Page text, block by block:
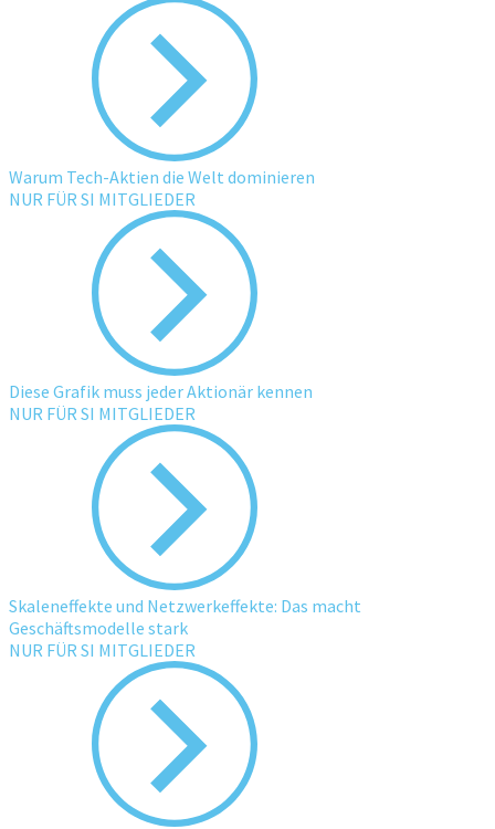
Warum Tech-Aktien die Welt dominieren
NUR FÜR SI MITGLIEDER
Diese Grafik muss jeder Aktionär kennen
NUR FÜR SI MITGLIEDER
Skaleneffekte und Netzwerkeffekte: Das macht
Geschäftsmodelle stark
NUR FÜR SI MITGLIEDER